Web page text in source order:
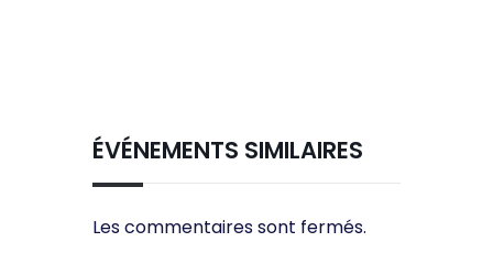
ÉVÉNEMENTS SIMILAIRES
Les commentaires sont fermés.